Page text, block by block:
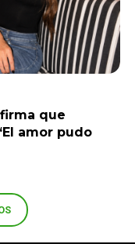
que
amor pudo